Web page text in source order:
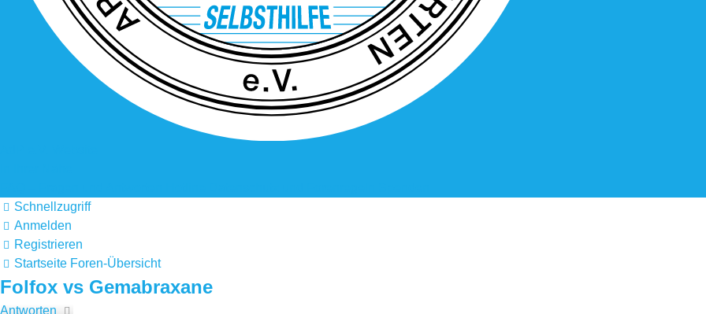
Schnellzugriff
Anmelden
Registrieren
Startseite Foren-Übersicht
Folfox vs Gemabraxane
Antworten